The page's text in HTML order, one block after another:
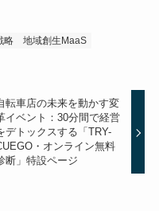
略
地域創生MaaS
転車店の未来を動かす変
イベント：30分間で経営
デトックスする「TRY-
・オンライン無料
断」特設ページ